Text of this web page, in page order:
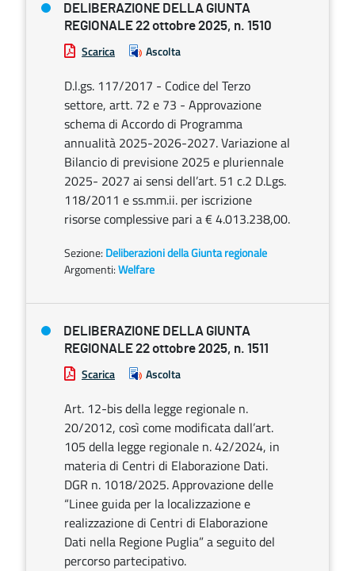
DELIBERAZIONE DELLA GIUNTA
REGIONALE 22 ottobre 2025, n. 1510
Scarica Ascolta
D.l.gs. 117/2017 - Codice del Terzo
settore, artt. 72 e 73 - Approvazione
schema di Accordo di Programma
annualità 2025-2026-2027. Variazione al
Bilancio di previsione 2025 e pluriennale
2025- 2027 ai sensi dell’art. 51 c.2 D.Lgs.
118/2011 e ss.mm.ii. per iscrizione
risorse complessive pari a € 4.013.238,00.
Sezione: Deliberazioni della Giunta regionale
Argomenti:Welfare
DELIBERAZIONE DELLA GIUNTA
REGIONALE 22 ottobre 2025, n. 1511
Scarica Ascolta
Art. 12-bis della legge regionale n.
20/2012, così come modificata dall’art.
105 della legge regionale n. 42/2024, in
materia di Centri di Elaborazione Dati.
DGR n. 1018/2025. Approvazione delle
“Linee guida per la localizzazione e
realizzazione di Centri di Elaborazione
Dati nella Regione Puglia” a seguito del
percorso partecipativo.